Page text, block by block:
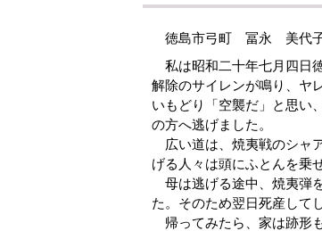
徳島市弓町 冨永 美代
私は昭和二十年七月四日
解除のサイレンが鳴り、ヤ
いもどり「空襲だ」と思い
の方へ逃げました。
広い道は、焼夷戦のシャ
げる人々は頭にふとんを乗
母は逃げる途中、焼夷弾
た。そのため翌日死産して
帰ってみたら、家は跡形